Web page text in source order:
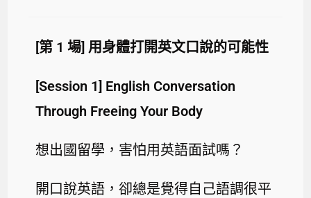
[第 1場] 用身體打開英文口說的可能性
[Session 1] English Conversation
Through Freeing Your Body
想出國留學，害怕用英語面試嗎？
開口說英語，卻總是覺得自己語調很平